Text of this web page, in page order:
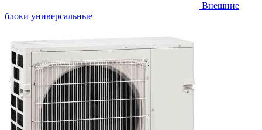
Внешние
блоки универсальные